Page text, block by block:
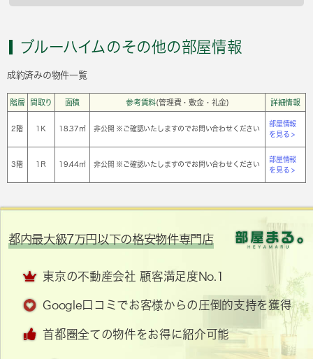
ブルーハイムのその他の部屋情報
成約済みの物件一覧
階層 間取り 面積 参考賃料(管理費・敷金・礼金) 詳細情報
2階 1Ｋ 18.37㎡ 非公開 ※ご確認いたしますのでお問い合わせください
部屋情報
を見る >
3階 1Ｒ 19.44㎡ 非公開 ※ご確認いたしますのでお問い合わせください
部屋情報
を見る >
都内最大級7万円以下の格安物件専門店
東京の不動産会社 顧客満足度No.1
Google口コミでお客様からの圧倒的支持を獲得
首都圏全ての物件をお得に紹介可能